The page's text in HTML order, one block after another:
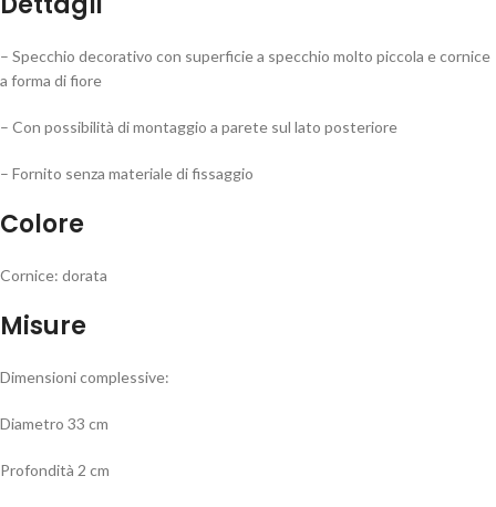
– Specchio decorativo con superficie a specchio molto piccola e cornice
a forma di fiore
– Con possibilità di montaggio a parete sul lato posteriore
– Fornito senza materiale di fissaggio
Colore
Cornice: dorata
Misure
Dimensioni complessive:
Diametro 33 cm
Profondità 2 cm